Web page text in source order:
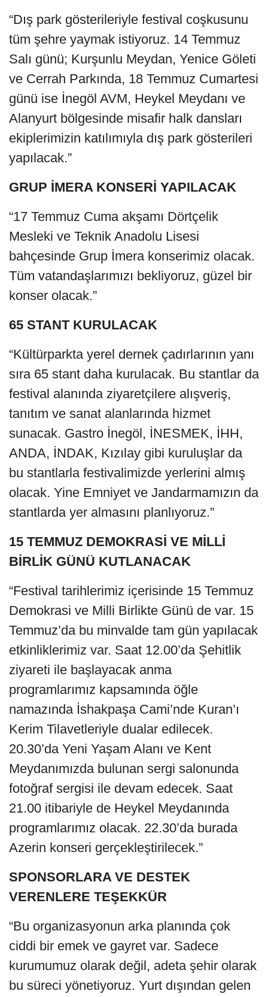
“Dış park gösterileriyle festival coşkusunu
tüm şehre yaymak istiyoruz. 14 Temmuz
Salı günü; Kurşunlu Meydan, Yenice Göleti
ve Cerrah Parkında, 18 Temmuz Cumartesi
günü ise İnegöl AVM, Heykel Meydanı ve
Alanyurt bölgesinde misafir halk dansları
ekiplerimizin katılımıyla dış park gösterileri
yapılacak.”
GRUP İMERA KONSERİ YAPILACAK
“17 Temmuz Cuma akşamı Dörtçelik
Mesleki ve Teknik Anadolu Lisesi
bahçesinde Grup İmera konserimiz olacak.
Tüm vatandaşlarımızı bekliyoruz, güzel bir
konser olacak.”
65 STANT KURULACAK
“Kültürparkta yerel dernek çadırlarının yanı
sıra 65 stant daha kurulacak. Bu stantlar da
festival alanında ziyaretçilere alışveriş,
tanıtım ve sanat alanlarında hizmet
sunacak. Gastro İnegöl, İNESMEK, İHH,
ANDA, İNDAK, Kızılay gibi kuruluşlar da
bu stantlarla festivalimizde yerlerini almış
olacak. Yine Emniyet ve Jandarmamızın da
stantlarda yer almasını planlıyoruz.”
15 TEMMUZ DEMOKRASİ VE MİLLİ
BİRLİK GÜNÜ KUTLANACAK
“Festival tarihlerimiz içerisinde 15 Temmuz
Demokrasi ve Milli Birlikte Günü de var. 15
Temmuz’da bu minvalde tam gün yapılacak
etkinliklerimiz var. Saat 12.00’da Şehitlik
ziyareti ile başlayacak anma
programlarımız kapsamında öğle
namazında İshakpaşa Cami’nde Kuran’ı
Kerim Tilavetleriyle dualar edilecek.
20.30’da Yeni Yaşam Alanı ve Kent
Meydanımızda bulunan sergi salonunda
fotoğraf sergisi ile devam edecek. Saat
21.00 itibariyle de Heykel Meydanında
programlarımız olacak. 22.30’da burada
Azerin konseri gerçekleştirilecek.”
SPONSORLARA VE DESTEK
VERENLERE TEŞEKKÜR
“Bu organizasyonun arka planında çok
ciddi bir emek ve gayret var. Sadece
kurumumuz olarak değil, adeta şehir olarak
bu süreci yönetiyoruz. Yurt dışından gelen